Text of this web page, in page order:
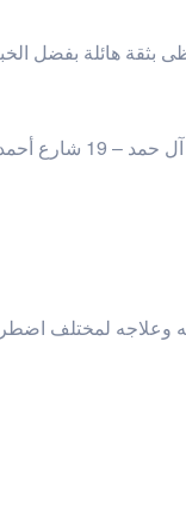
هائلة بفضل
الجيزة.
لمختلف